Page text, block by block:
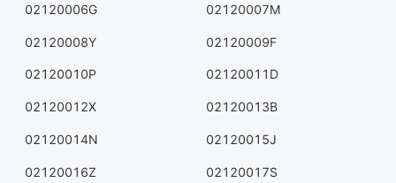
02120006G 02120007M
02120008Y 02120009F
02120010P 02120011D
02120012X 02120013B
02120014N 02120015J
02120016Z 02120017S